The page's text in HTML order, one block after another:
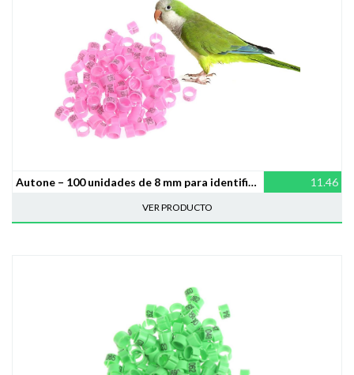
Autone – 100 unidades de 8 mm para identificación de pájaros y anillas, suministros de entrenamiento de pigeón 11.46
VER PRODUCTO